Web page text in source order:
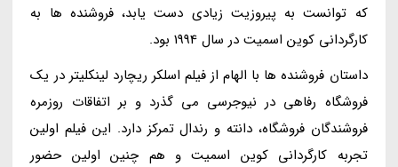
که توانست به پیروزیت زیادی دست یابد، فروشنده ها به
کارگردانی کوین اسمیت در سال 1994 بود.
داستان فروشنده ها با الهام از فیلم اسلکر ریچارد لینکلیتر در یک
فروشگاه رفاهی در نیوجرسی می گذرد و بر اتفاقات روزمره
فروشندگان فروشگاه، دانته و رندال تمرکز دارد. این فیلم اولین
تجربه کارگردانی کوین اسمیت و هم چنین اولین حضور